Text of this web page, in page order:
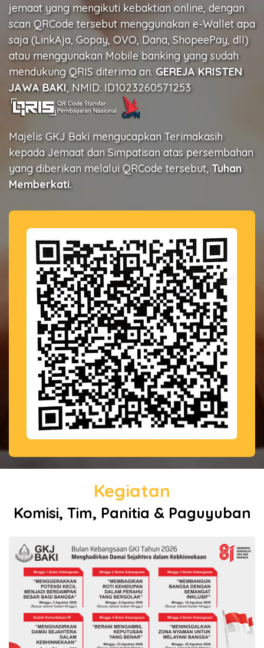
jemaat yang mengikuti kebaktian online, dengan
scan QRCode tersebut menggunakan e-Wallet apa
saja (LinkAja, Gopay, OVO, Dana, ShopeePay, dll)
atau menggunakan Mobile banking yang sudah
mendukung QRIS diterima an. GEREJA KRISTEN
JAWA BAKI, NMID: ID1023260571253
Majelis GKJ Baki mengucapkan Terimakasih
kepada Jemaat dan Simpatisan atas persembahan
yang diberikan melalui QRCode tersebut, Tuhan
Memberkati.
Kegiatan
Komisi, Tim, Panitia & Paguyuban